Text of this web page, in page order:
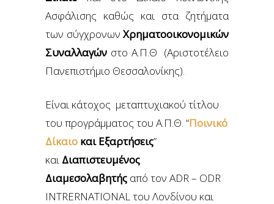
Ασφάλισης καθώς και στα ζητήματα
των σύγχρονων Χρηματοοικονομικών
Συναλλαγών στο Α.Π.Θ (Αριστοτέλειο
Πανεπιστήμιο Θεσσαλονίκης).
Είναι κάτοχος μεταπτυχιακού τίτλου
του προγράμματος του Α.Π.Θ. “Ποινικό
Δίκαιο και Εξαρτήσεις”
και Διαπιστευμένος
Διαμεσολαβητής από τον ADR – ODR
INTRERNATIONAL του Λονδίνου και